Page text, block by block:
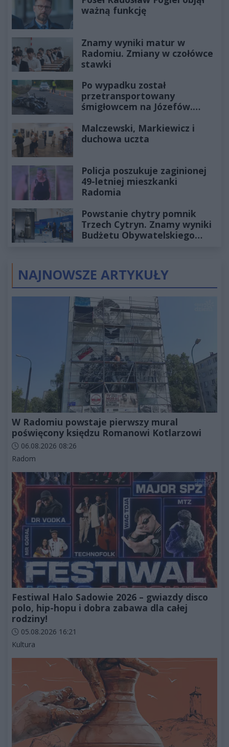
ważną funkcję
Znamy wyniki matur w
Radomiu. Zmiany w czołówce
stawki
Po wypadku został
przetransportowany
śmigłowcem na Józefów.
Malczewski, Markiewicz i
duchowa uczta
Policja poszukuje zaginionej
49-letniej mieszkanki
Radomia
Powstanie chytry pomnik
Trzech Cytryn. Znamy wyniki
Budżetu Obywatelskiego
NAJNOWSZE ARTYKUŁY
W Radomiu powstaje pierwszy mural
poświęcony księdzu Romanowi Kotlarzowi
Data dodania artykułu:
06.08.2026 08:26
Kategorie artykułu:
Radom
Festiwal Halo Sadowie 2026 – gwiazdy disco
polo, hip-hopu i dobra zabawa dla całej
rodziny!
Data dodania artykułu:
05.08.2026 16:21
Kategorie artykułu:
Kultura